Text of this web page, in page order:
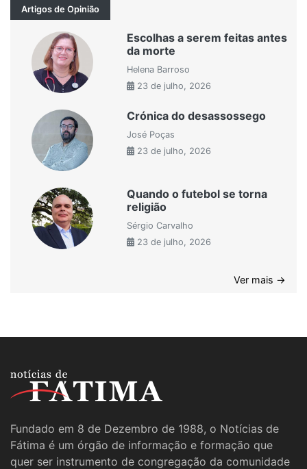
Artigos de Opinião
Escolhas a serem feitas antes
da morte
Helena Barroso
23 de julho, 2026
Crónica do desassossego
José Poças
23 de julho, 2026
Quando o futebol se torna
religião
Sérgio Carvalho
23 de julho, 2026
Ver mais →
Fundado em 8 de Dezembro de 1988, o Notícias de
Fátima é um órgão de informação e formação que
quer ser instrumento de congregação da comunidade